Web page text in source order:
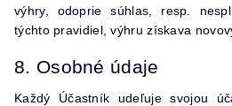
výhry, odoprie súhlas, resp.
týchto pravidiel, výhru získava
8. Osobné údaje
Každý Účastník udeľuje svojou